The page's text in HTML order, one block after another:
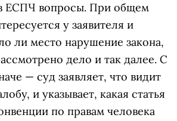
ЕСПЧ вопросы. При общем
у заявителя и
ли место нарушение закона,
дело и так далее. С
— суд заявляет, что видит
и указывает, какая статья
по правам человека